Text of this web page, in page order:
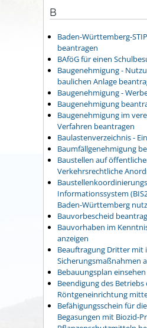
B
Baden-Württemberg-
beantragen
BAföG für einen
Baugenehmigung -
baulichen Anlage
Baugenehmigung -
Baugenehmigung
Baugenehmigung im
Verfahren beantragen
Baulastenverzeichnis -
Baumfällgenehmigung
Baustellen auf
Verkehrsrechtliche
Informationssystem
Baden-Württemberg
Bauvorbescheid
Bauvorhaben im
anzeigen
Beauftragung Dritter mit
Sicherungsmaßnahmen
Bebauungsplan einsehen
Beendigung des Betriebs
Röntgeneinrichtung
Befähigungsschein für
Begasungen mit Biozid-